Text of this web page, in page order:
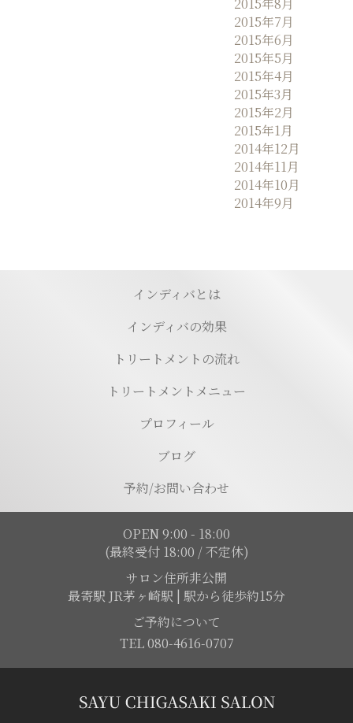
2015年7月
2015年6月
2015年5月
2015年4月
2015年3月
2015年2月
2015年1月
2014年12月
2014年11月
2014年10月
2014年9月
インディバとは
インディバの効果
トリートメントの流れ
トリートメントメニュー
プロフィール
ブログ
予約/お問い合わせ
OPEN 9:00 - 18:00
(最終受付 18:00 / 不定休)
サロン住所非公開
最寄駅 JR茅ヶ崎駅 | 駅から徒歩約15分
ご予約について
TEL 080-4616-0707